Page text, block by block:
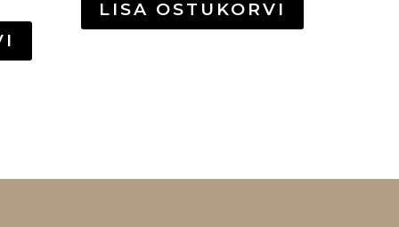
LISA OSTUKORVI